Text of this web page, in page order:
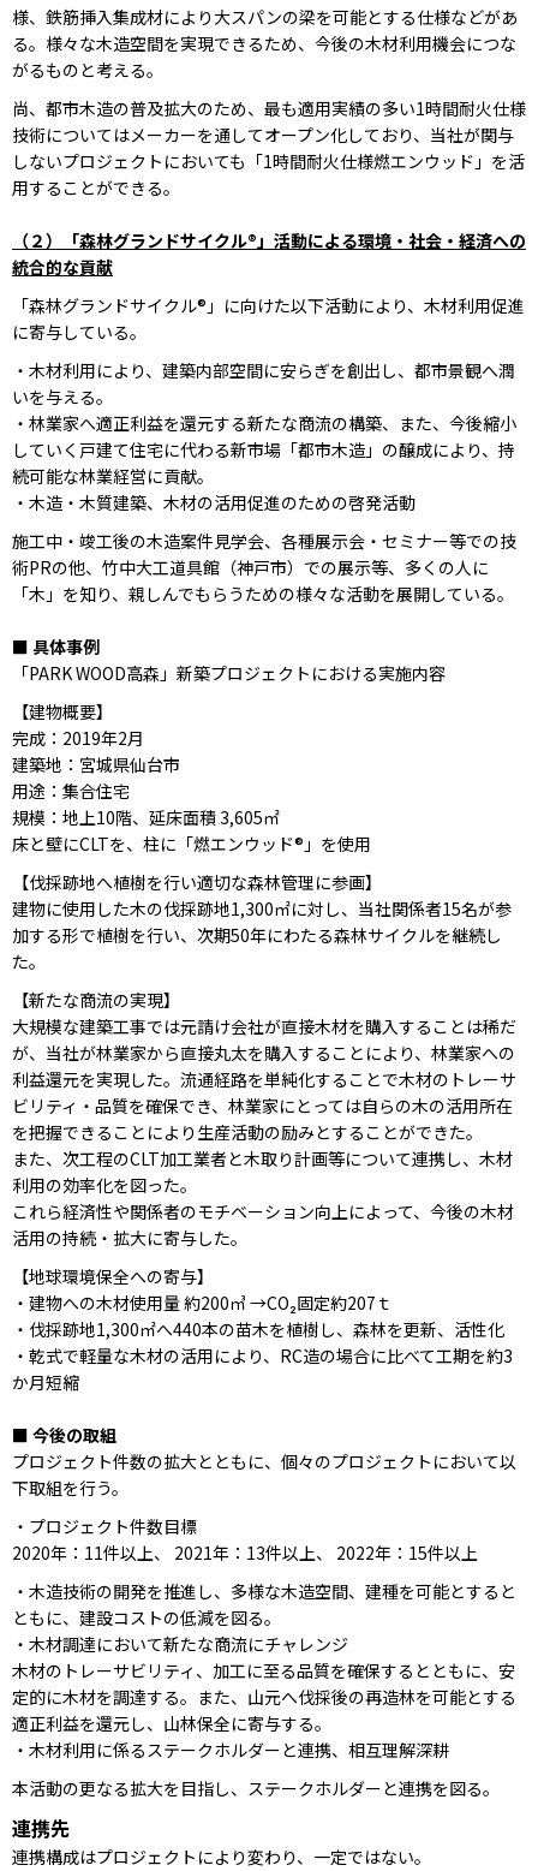
様、鉄筋挿入集成材により大スパンの梁を可能とする仕様などがあ
る。様々な木造空間を実現できるため、今後の木材利用機会につな
がるものと考える。
尚、都市木造の普及拡大のため、最も適用実績の多い1時間耐火仕様
技術についてはメーカーを通してオープン化しており、当社が関与
しないプロジェクトにおいても「1時間耐火仕様燃エンウッド」を活
用することができる。
（２）「森林グランドサイクル®」活動による環境・社会・経済への
統合的な貢献
「森林グランドサイクル®」に向けた以下活動により、木材利用促進
に寄与している。
・木材利用により、建築内部空間に安らぎを創出し、都市景観へ潤
いを与える。
・林業家へ適正利益を還元する新たな商流の構築、また、今後縮小
していく戸建て住宅に代わる新市場「都市木造」の醸成により、持
続可能な林業経営に貢献。
・木造・木質建築、木材の活用促進のための啓発活動
施工中・竣工後の木造案件見学会、各種展示会・セミナー等での技
術PRの他、竹中大工道具館（神戸市）での展示等、多くの人に
「木」を知り、親しんでもらうための様々な活動を展開している。
■ 具体事例
「PARK WOOD高森」新築プロジェクトにおける実施内容
【建物概要】
完成：2019年2月
建築地：宮城県仙台市
用途：集合住宅
規模：地上10階、延床面積 3,605㎡
床と壁にCLTを、柱に「燃エンウッド®」を使用
【伐採跡地へ植樹を行い適切な森林管理に参画】
建物に使用した木の伐採跡地1,300㎡に対し、当社関係者15名が参
加する形で植樹を行い、次期50年にわたる森林サイクルを継続し
た。
【新たな商流の実現】
大規模な建築工事では元請け会社が直接木材を購入することは稀だ
が、当社が林業家から直接丸太を購入することにより、林業家への
利益還元を実現した。流通経路を単純化することで木材のトレーサ
ビリティ・品質を確保でき、林業家にとっては自らの木の活用所在
を把握できることにより生産活動の励みとすることができた。
また、次工程のCLT加工業者と木取り計画等について連携し、木材
利用の効率化を図った。
これら経済性や関係者のモチベーション向上によって、今後の木材
活用の持続・拡大に寄与した。
【地球環境保全への寄与】
・建物への木材使用量 約200㎥ →CO₂固定約207ｔ
・伐採跡地1,300㎡へ440本の苗木を植樹し、森林を更新、活性化
・乾式で軽量な木材の活用により、RC造の場合に比べて工期を約3
か月短縮
■ 今後の取組
プロジェクト件数の拡大とともに、個々のプロジェクトにおいて以
下取組を行う。
・プロジェクト件数目標
2020年：11件以上、 2021年：13件以上、 2022年：15件以上
・木造技術の開発を推進し、多様な木造空間、建種を可能とすると
ともに、建設コストの低減を図る。
・木材調達において新たな商流にチャレンジ
木材のトレーサビリティ、加工に至る品質を確保するとともに、安
定的に木材を調達する。また、山元へ伐採後の再造林を可能とする
適正利益を還元し、山林保全に寄与する。
・木材利用に係るステークホルダーと連携、相互理解深耕
本活動の更なる拡大を目指し、ステークホルダーと連携を図る。
連携先
連携構成はプロジェクトにより変わり、一定ではない。